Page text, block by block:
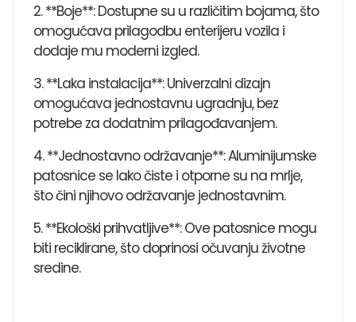
2. **Boje**: Dostupne su u različitim bojama, što
omogućava prilagodbu enterijeru vozila i
dodaje mu moderni izgled.
3. **Laka instalacija**: Univerzalni dizajn
omogućava jednostavnu ugradnju, bez
potrebe za dodatnim prilagođavanjem.
4. **Jednostavno održavanje**: Aluminijumske
patosnice se lako čiste i otporne su na mrlje,
što čini njihovo održavanje jednostavnim.
5. **Ekološki prihvatljive**: Ove patosnice mogu
biti reciklirane, što doprinosi očuvanju životne
sredine.